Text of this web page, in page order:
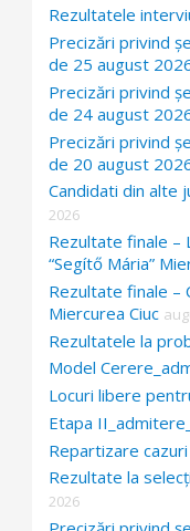
Rezultatele
Precizări privind
de 25 august
Precizări privind
de 24 august
Precizări privind
de 20 august
Candidati din alte
2026
Rezultate finale –
“Segítő Mária”
Rezultate finale –
Miercurea Ciuc
Rezultatele la
Model
Locuri libere
Etapa
Repartizare
Rezultate la
2026